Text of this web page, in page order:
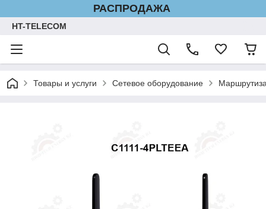
РАСПРОДАЖА
HT-TELECOM
Товары и услуги Сетевое оборудование